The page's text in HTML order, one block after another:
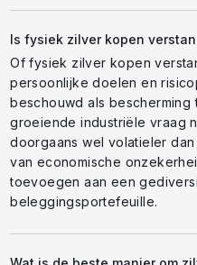
Is fysiek zilver kopen
Of fysiek zilver kopen
persoonlijke doelen en
beschouwd als
groeiende industriële vraag
doorgaans wel volatieler dan
van economische
toevoegen aan een
beleggingsportefeuille.